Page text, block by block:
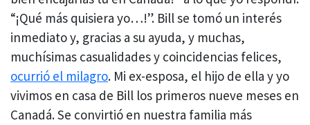
“¡Qué más quisiera yo…!”. Bill se tomó un interés
inmediato y, gracias a su ayuda, y muchas,
muchísimas casualidades y coincidencias felices,
ocurrió el milagro. Mi ex-esposa, el hijo de ella y yo
vivimos en casa de Bill los primeros nueve meses en
Canadá. Se convirtió en nuestra familia más